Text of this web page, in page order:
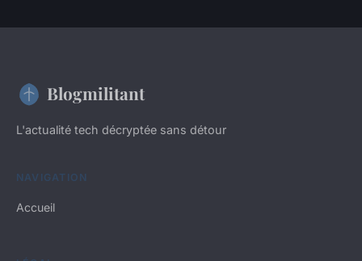
Blogmilitant
L'actualité tech décryptée sans détour
NAVIGATION
Accueil